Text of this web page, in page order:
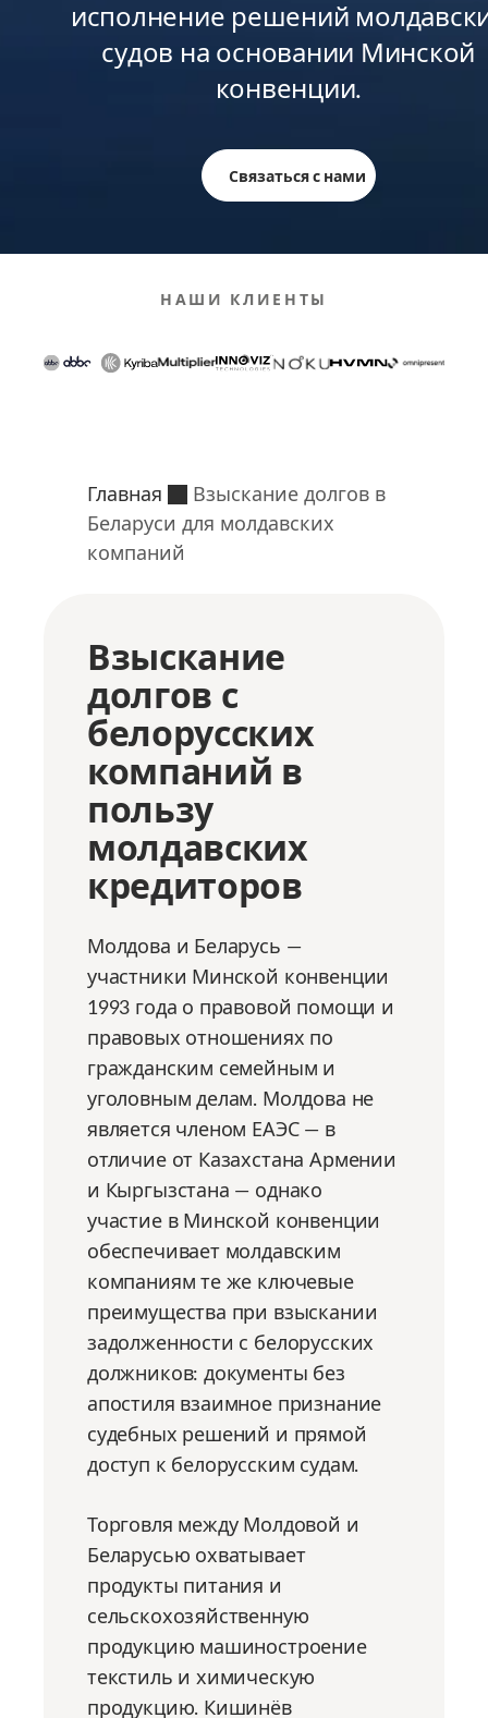
исполнение решений
судов на основании Минской
конвенции.
Связаться с нами
НАШИ КЛИЕНТЫ
Главная
Взыскание долгов в
Беларуси для молдавских
компаний
Взыскание
долгов с
белорусских
компаний в
пользу
молдавских
кредиторов
Молдова и Беларусь —
участники Минской конвенции
1993 года о правовой помощи и
правовых отношениях по
гражданским семейным и
уголовным делам. Молдова не
является членом ЕАЭС — в
отличие от Казахстана Армении
и Кыргызстана — однако
участие в Минской конвенции
обеспечивает молдавским
компаниям те же ключевые
преимущества при взыскании
задолженности с белорусских
должников: документы без
апостиля взаимное признание
судебных решений и прямой
доступ к белорусским судам.
Торговля между Молдовой и
Беларусью охватывает
продукты питания и
сельскохозяйственную
продукцию машиностроение
текстиль и химическую
продукцию. Кишинёв